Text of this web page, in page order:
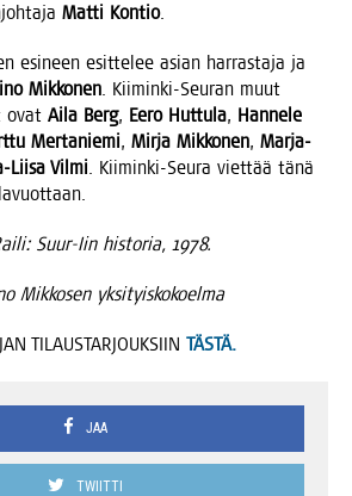
Mat­ti Kon­tio.
esi­neen esit­te­lee asian har­ras­ta­ja ja
Mik­ko­nen. Kii­min­ki-Seu­ran muut
ovat Aila Berg, Eero Hut­tu­la, Han­ne­le
Mer­ta­nie­mi, Mir­ja Mik­ko­nen, Mar­ja-
Lii­sa Vil­mi. Kii­min­ki-Seu­ra viet­tää tänä
Suur-Iin his­to­ria, 1978.
Mik­ko­sen yksityiskokoelma
TILAUSTARJOUKSIIN TÄSTÄ.
JAA
TWIITTI